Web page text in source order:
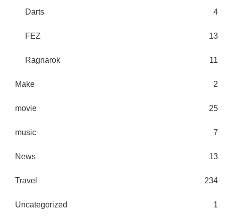
Darts 4
FEZ 13
Ragnarok 11
Make 2
movie 25
music 7
News 13
Travel 234
Uncategorized 1